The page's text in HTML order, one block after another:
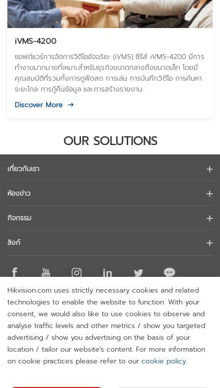
iVMS-4200
ซอฟต์แวร์การจัดการวิดีโออัจฉริยะ (iVMS) ซีรีส์ iVMS-4200 มีการ
ทำงานมากมายที่เหมาะสำหรับธุรกิจขนาดกลางถึงขนาดเล็ก โดยมี
คุณสมบัติที่รวมทั้งการดูฟีดสด การเล่น การบันทึกวิดีโอ การค้นหา
ระยะไกล การกู้คืนข้อมูล และการสร้างรายงาน
Discover More
OUR SOLUTIONS
Hikvision.com uses strictly necessary cookies and related
technologies to enable the website to function. With your
consent, we would also like to use cookies to observe and
analyse traffic levels and other metrics / show you targeted
advertising / show you advertising on the basis of your
location / tailor our website's content. For more information
on cookie practices please refer to our cookie policy.
เกี่ยวกับเรา
การรักษาความปลอดภัยทางไซเบอร์
ความยั่งยืน
ติดต่อเรา
ห้องข่าว
เรื่องราวความสำเร็จ
กิจกรรม
ลิงก์
สถานที่ซื้อ
เทคโนโลยีหลัก
แผนผังเว็บไซต์
ติดต่อเรา
สมัครรับจดหมายข่าว
© 2026 Hangzhou Hikvision Digital Technology Co., Ltd. All
Rights Reserved. Privacy Policy Cookie Policy
Cookies